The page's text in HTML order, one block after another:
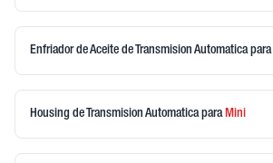
Enfriador de Aceite de Transmision Automaticapara
Housing de Transmision Automaticapara Mini